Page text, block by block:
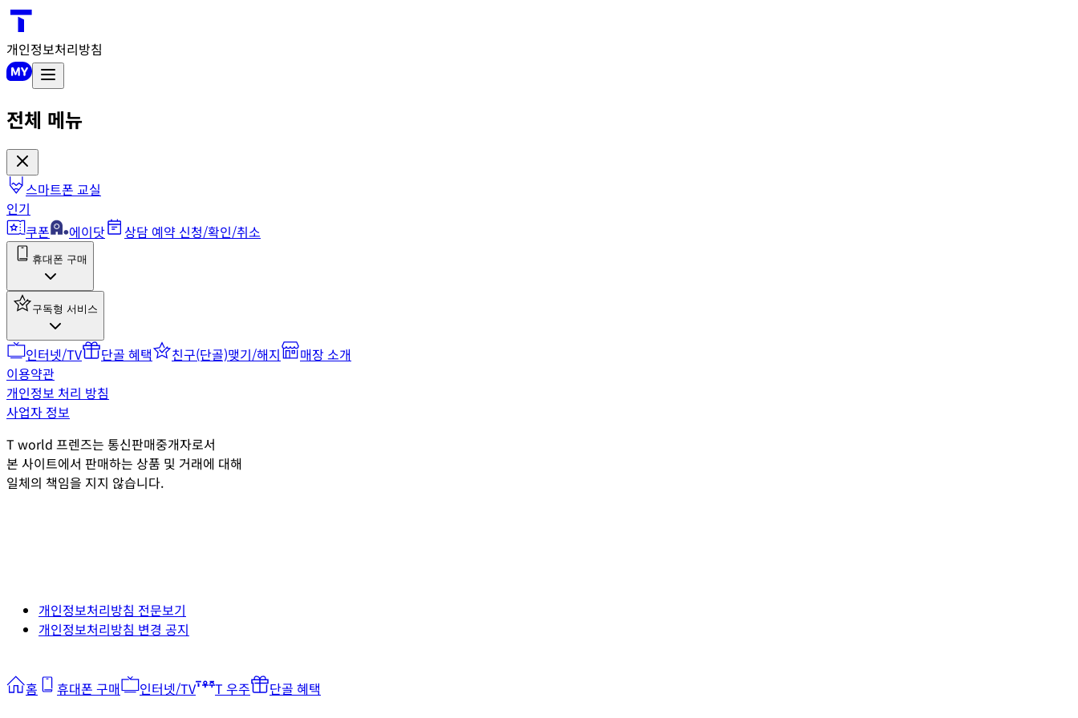
개인정보처리방침
전체 메뉴
스마트폰 교실
인기
쿠폰
에이닷 상담 예약 신청/확인/취소
휴대폰 구매
구독형 서비스
인터넷/TV 단골 혜택 친구(단골)맺기/해지
매장 소개
이용약관
개인정보 처리 방침
사업자 정보
T world 프렌즈는 통신판매중개자로서
본 사이트에서 판매하는 상품 및 거래에 대해
일체의 책임을 지지 않습니다.
개인정보처리방침 전문보기
개인정보처리방침 변경 공지
홈 휴대폰 구매 인터넷/TV T 우주 단골 혜택